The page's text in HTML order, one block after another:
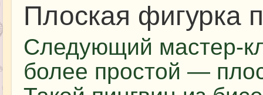
Плоская фигурка
Следующий мастер-
более простой —